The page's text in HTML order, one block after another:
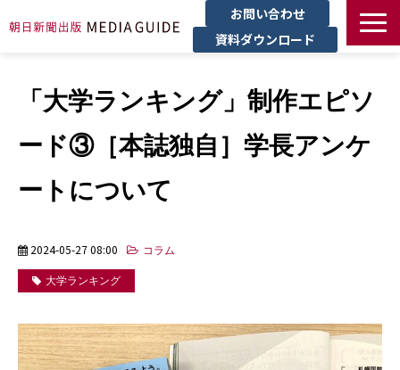
お問い合わせ
資料ダウンロード
広告
受託制作
「大学ランキング」制作エピソ
ード③［本誌独自］学長アンケ
ートについて
2024-05-27 08:00 コラム
大学ランキング